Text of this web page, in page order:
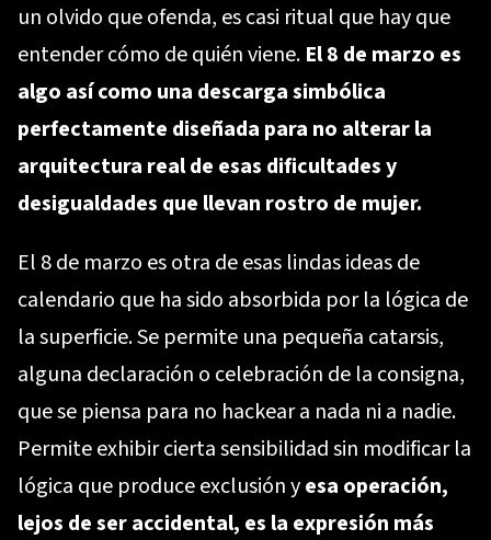
un olvido que ofenda, es casi ritual que hay que
entender cómo de quién viene. El 8 de marzo es
algo así como una descarga simbólica
perfectamente diseñada para no alterar la
arquitectura real de esas dificultades y
desigualdades que llevan rostro de mujer.
El 8 de marzo es otra de esas lindas ideas de
calendario que ha sido absorbida por la lógica de
la superficie. Se permite una pequeña catarsis,
alguna declaración o celebración de la consigna,
que se piensa para no hackear a nada ni a nadie.
Permite exhibir cierta sensibilidad sin modificar la
lógica que produce exclusión yesa operación,
lejos de ser accidental, es la expresión más